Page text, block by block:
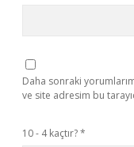
Daha sonraki
ve site adresim bu
10 - 4 kaçtır?*